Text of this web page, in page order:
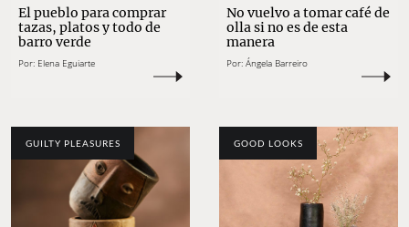
El pueblo para comprar
tazas, platos y todo de
barro verde
Por: Elena Eguiarte
No vuelvo a tomar café de
olla si no es de esta
manera
Por: Ángela Barreiro
GUILTY PLEASURES GOOD LOOKS